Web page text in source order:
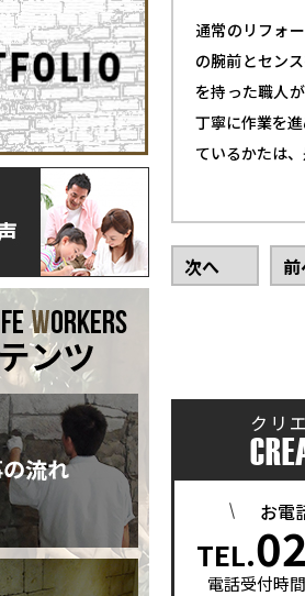
通常のリフォ
の腕前とセン
を持った職人
丁寧に作業を
ているかたは、
次へ
クリ
お電
TEL.
電話受付時